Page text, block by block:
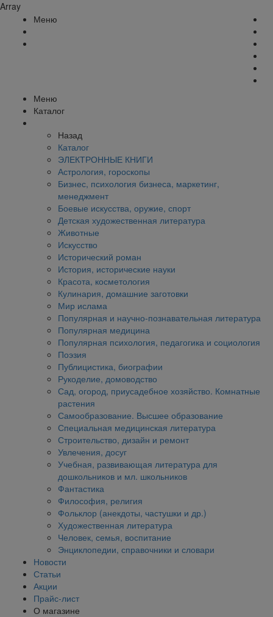
Array
Меню
Меню
Каталог
Назад
Каталог
ЭЛЕКТРОННЫЕ КНИГИ
Астрология, гороскопы
Бизнес, психология бизнеса, маркетинг,
менеджмент
Боевые искусства, оружие, спорт
Детская художественная литература
Животные
Искусство
Исторический роман
История, исторические науки
Красота, косметология
Кулинария, домашние заготовки
Мир ислама
Популярная и научно-познавательная литература
Популярная медицина
Популярная психология, педагогика и социология
Поэзия
Публицистика, биографии
Рукоделие, домоводство
Сад, огород, приусадебное хозяйство. Комнатные
растения
Самообразование. Высшее образование
Специальная медицинская литература
Строительство, дизайн и ремонт
Увлечения, досуг
Учебная, развивающая литература для
дошкольников и мл. школьников
Фантастика
Философия, религия
Фольклор (анекдоты, частушки и др.)
Художественная литература
Человек, семья, воспитание
Энциклопедии, справочники и словари
Новости
Статьи
Акции
Прайс-лист
О магазине